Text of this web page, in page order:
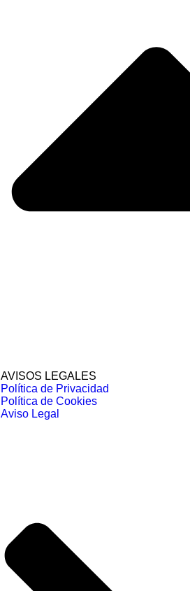
AVISOS LEGALES
Política de Privacidad
Política de Cookies
Aviso Legal